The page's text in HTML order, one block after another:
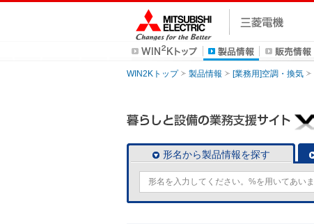
WIN2Kトップ 製品情報 [業務用]空調・換気
形名から製品情報を探す